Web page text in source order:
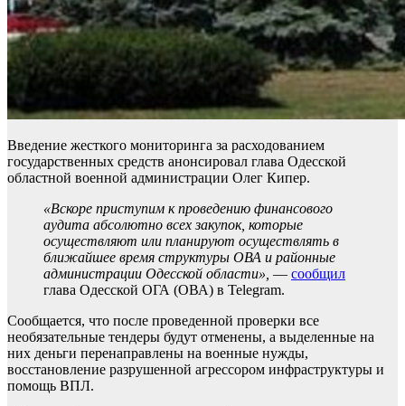
Введение жесткого мониторинга за расходованием
государственных средств анонсировал глава Одесской
областной военной администрации Олег Кипер.
«Вскоре приступим к проведению финансового
аудита абсолютно всех закупок, которые
осуществляют или планируют осуществлять в
ближайшее время структуры ОВА и районные
администрации Одесской области», — сообщил
глава Одесской ОГА (ОВА) в Telegram.
Сообщается, что после проведенной проверки все
необязательные тендеры будут отменены, а выделенные на
них деньги перенаправлены на военные нужды,
восстановление разрушенной агрессором инфраструктуры и
помощь ВПЛ.